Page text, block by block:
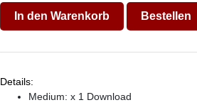
In den Warenkorb Bestellen
Details:
Medium: x 1 Download